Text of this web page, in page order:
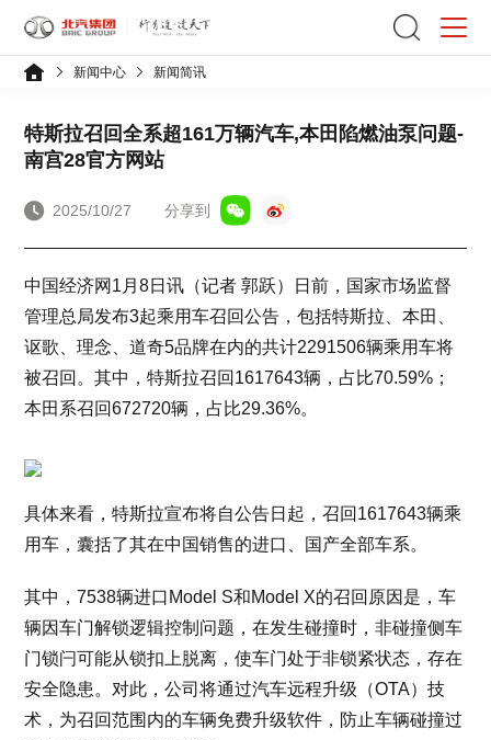
新闻中心 新闻简讯
特斯拉召回全系超161万辆汽车,本田陷燃油泵问题-
南宫28官方网站
2025/10/27 分享到
中国经济网1月8日讯（记者 郭跃）日前，国家市场监督
管理总局发布3起乘用车召回公告，包括特斯拉、本田、
讴歌、理念、道奇5品牌在内的共计2291506辆乘用车将
被召回。其中，特斯拉召回1617643辆，占比70.59%；
本田系召回672720辆，占比29.36%。
具体来看，特斯拉宣布将自公告日起，召回1617643辆乘
用车，囊括了其在中国销售的进口、国产全部车系。
其中，7538辆进口Model S和Model X的召回原因是，车
辆因车门解锁逻辑控制问题，在发生碰撞时，非碰撞侧车
门锁闩可能从锁扣上脱离，使车门处于非锁紧状态，存在
安全隐患。对此，公司将通过汽车远程升级（OTA）技
术，为召回范围内的车辆免费升级软件，防止车辆碰撞过